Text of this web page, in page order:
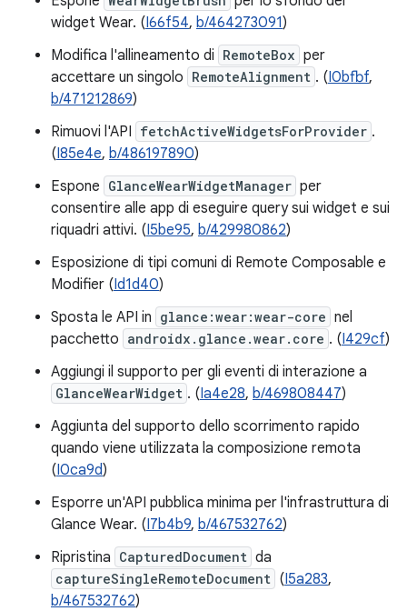
widget Wear. (I66f54, b/464273091)
Modifica l'allineamento di RemoteBox per
accettare un singolo RemoteAlignment . (I0bfbf,
b/471212869)
Rimuovi l'API fetchActiveWidgetsForProvider .
(I85e4e, b/486197890)
Espone GlanceWearWidgetManager per
consentire alle app di eseguire query sui widget e sui
riquadri attivi. (I5be95, b/429980862)
Esposizione di tipi comuni di Remote Composable e
Modifier (Id1d40)
Sposta le API in glance:wear:wear-core nel
pacchetto androidx.glance.wear.core . (I429cf)
Aggiungi il supporto per gli eventi di interazione a
GlanceWearWidget . (Ia4e28, b/469808447)
Aggiunta del supporto dello scorrimento rapido
quando viene utilizzata la composizione remota
(I0ca9d)
Esporre un'API pubblica minima per l'infrastruttura di
Glance Wear. (I7b4b9, b/467532762)
Ripristina CapturedDocument da
captureSingleRemoteDocument (I5a283,
b/467532762)